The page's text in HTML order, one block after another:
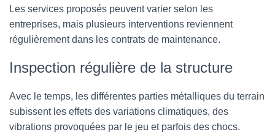
Les services proposés peuvent varier selon les
entreprises, mais plusieurs interventions reviennent
régulièrement dans les contrats de maintenance.
Inspection régulière de la structure
Avec le temps, les différentes parties métalliques du terrain
subissent les effets des variations climatiques, des
vibrations provoquées par le jeu et parfois des chocs.